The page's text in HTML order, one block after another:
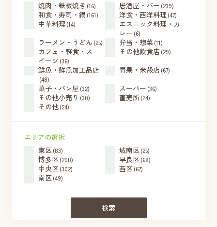
焼肉・鉄板焼き (16) 居酒屋・バー (239)
和食・寿司・鍋 (161) 洋食・西洋料理 (47)
中華料理 (14)
エスニック料理・カ
レー (6)
ラーメン・うどん (25) 弁当・惣菜(11)
カフェ・軽食・ス
イーツ (36)
その他飲食店(29)
鮮魚・鮮魚加工品店
(48)
青果・米殻店(67)
菓子・パン屋 (32) スーパー (36)
その他小売り (30) 直売所(24)
その他(24)
エリアの選択
東区(83) 城南区(25)
博多区(208) 早良区(68)
中央区(302) 西区(67)
南区(49)
検索